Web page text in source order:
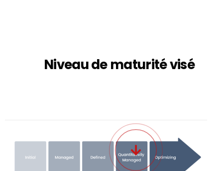
Niveau de maturité visé